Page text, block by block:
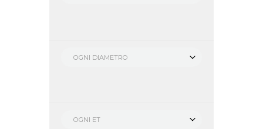
OGNI DIAMETRO
OGNI ET